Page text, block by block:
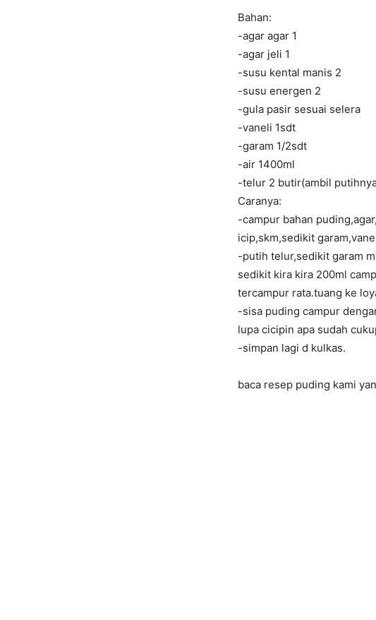
Bahan:
-agar agar 1
-agar jeli 1
-susu kental manis 2
-susu energen 2
-gula pasir sesuai selera
-vaneli 1sdt
-garam 1/2sdt
-air 1400ml
-telur 2 butir(ambil
Caranya:
-campur bahan
icip,skm,sedikit
-putih telur,sedikit garam
sedikit kira kira 200ml
tercampur rata.tuang ke
-sisa puding campur
lupa cicipin apa sudah
-simpan lagi d kulkas.
baca resep puding kami